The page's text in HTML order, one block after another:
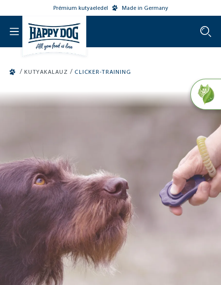
Prémium kutyaeledel Made in Germany
/ KUTYAKALAUZ / CLICKER-TRAINING